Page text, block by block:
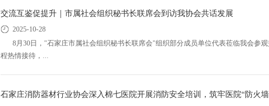
交流互鉴促提升｜市属社会组织秘书长联席会到访我协会共话发展
2025-10-28
8月30日，"石家庄市属社会组织秘书长联席会"组织部分成员单位代表莅临我会参
程热情接待，...
石家庄消防器材行业协会深入棉七医院开展消防安全培训，筑牢医院“防火